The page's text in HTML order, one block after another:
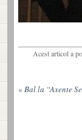
Acest articol a
« Bal la “Axente